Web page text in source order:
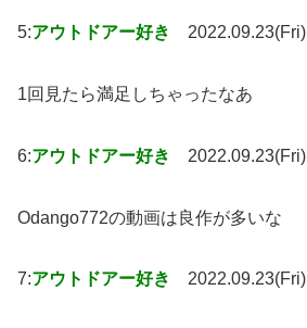
5:アウトドアー好き 2022.09.23(Fri)
1回見たら満足しちゃったなあ
6:アウトドアー好き 2022.09.23(Fri)
Odango772の動画は良作が多いな
7:アウトドアー好き 2022.09.23(Fri)